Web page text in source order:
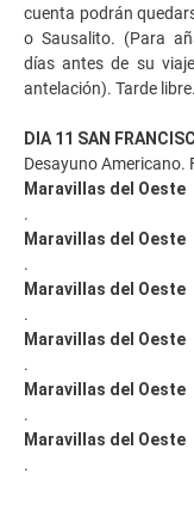
cuenta podrán
o Sausalito. (Para
días antes de su
antelación). Tarde
DIA 11 SAN
Desayuno Americano.
Maravillas del Oeste
.
Maravillas del Oeste
.
Maravillas del Oeste
.
Maravillas del Oeste
.
Maravillas del Oeste
.
Maravillas del Oeste
.